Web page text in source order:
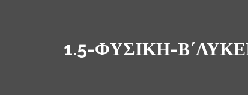
1.5-ΦΥΣΙΚΉ-